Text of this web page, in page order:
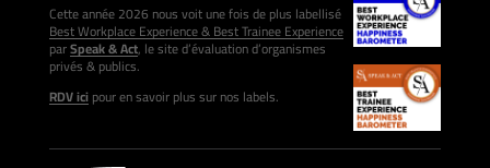
Cette année 2026 nous voit une fois de plus labellisé
Best Workplace Experience & Best Trainee Experience
parSpeak & Act, le site d’évaluation d’organismes
privés & publics.
RDV icipour en savoir plus sur nos labels.